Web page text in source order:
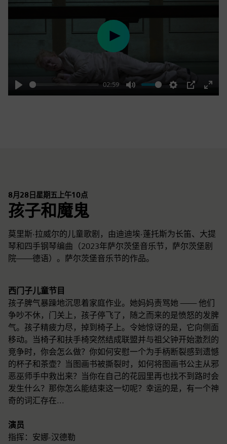
Play
02:59
Mute Settings
PIP
Enter
Play
8月28日星期五上午10点
孩子和魔鬼
莫里斯·拉威尔的儿童歌剧，由迪迪埃·蓬托斯为长笛、大提
琴和四手钢琴编曲（2023年萨尔茨堡音乐节，萨尔茨堡剧
院——德语）。萨尔茨堡音乐节的作品。
西门子儿童节目
孩子脾气暴躁地沉思着家庭作业。她妈妈责骂她 —— 他们
争吵不休，门关上，孩子停飞了，随之而来的是愤怒的发脾
气。孩子精疲力尽，掉到椅子上。令她惊讶的是，它向侧面
移动。当椅子和扶手椅突然结成联盟并与祖父钟开始激烈的
竞争时，你会怎么做？你如何安慰一个为手柄断裂感到遗憾
的杯子和茶壶？当图画书被撕裂时，如何将图画书公主从邪
恶巫师手中救出来？当你在自己的花园里再也找不到路时会
发生什么？那你怎么能结束这一切呢？幸运的是，有一个神
奇的词汇存在...
演员
指挥：安娜·汉德勒